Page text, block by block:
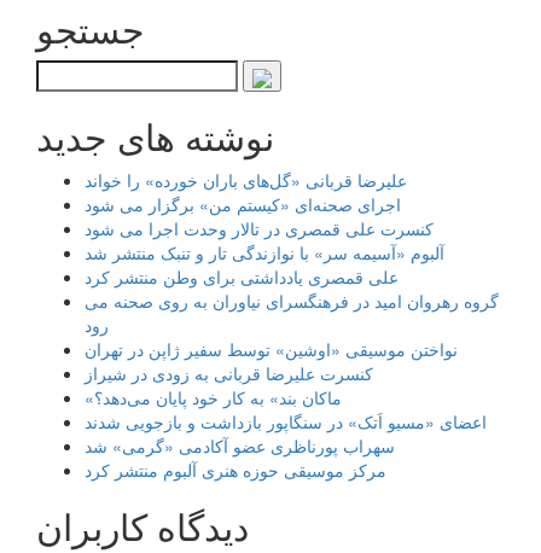
جستجو
نوشته های جدید
علیرضا قربانی «گل‌های باران خورده» را خواند
اجرای صحنه‌ای «کیستم من» برگزار می شود
کنسرت علی قمصری در تالار وحدت اجرا می شود
آلبوم «آسیمه سر» با نوازندگی تار و تنبک منتشر شد
علی قمصری یادداشتی برای وطن منتشر کرد
گروه رهروان امید در فرهنگسرای نیاوران به روی صحنه می
رود
نواختن موسیقی «اوشین» توسط سفیر ژاپن در تهران
کنسرت علیرضا قربانی به زودی در شیراز
«ماکان بند» به کار خود پایان می‌دهد؟
اعضای «مسیو اَتک» در سنگاپور بازداشت و بازجویی شدند
سهراب پورناظری عضو آکادمی «گرمی» شد
مرکز موسیقی حوزه هنری آلبوم منتشر کرد
دیدگاه کاربران